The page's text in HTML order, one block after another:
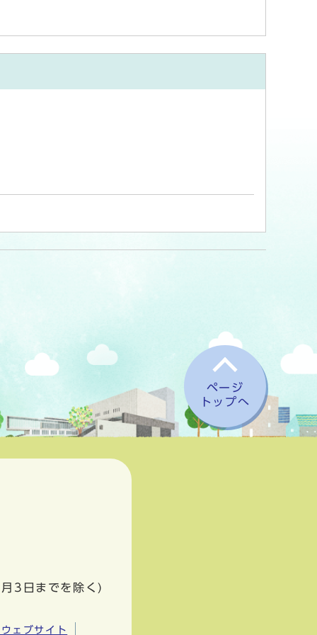
ページ
トップへ
3日までを除く)
ェブサイト